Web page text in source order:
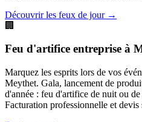
Découvrir les feux de jour→
🏢
Feu d'artifice entreprise à
Marquez les esprits lors de vos
Meythet. Gala, lancement de
d'année : feu d'artifice de nuit ou
Facturation professionnelle et devis